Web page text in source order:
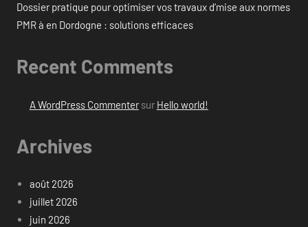
Dossier pratique pour optimiser vos travaux d’mise aux normes
PMR à en Dordogne : solutions efficaces
Recent Comments
A WordPress Commentersur Hello world!
Archives
août 2026
juillet 2026
juin 2026